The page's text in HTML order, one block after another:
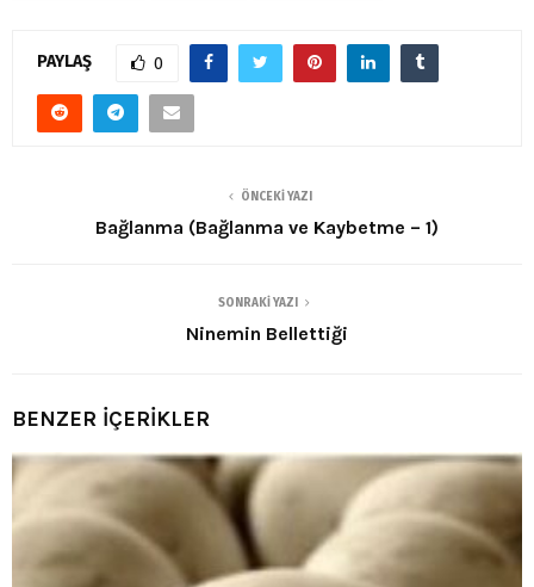
PAYLAŞ 0
ÖNCEKI YAZI
Bağlanma (Bağlanma ve Kaybetme – 1)
SONRAKI YAZI
Ninemin Bellettiği
BENZER İÇERİKLER